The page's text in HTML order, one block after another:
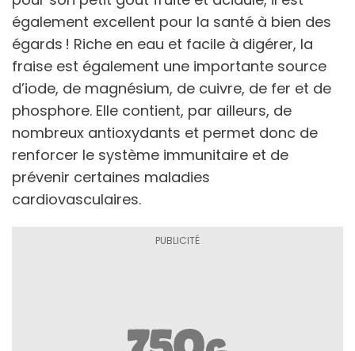
également excellent pour la santé à bien des
égards ! Riche en eau et facile à digérer, la
fraise est également une importante source
d’iode, de magnésium, de cuivre, de fer et de
phosphore. Elle contient, par ailleurs, de
nombreux antioxydants et permet donc de
renforcer le système immunitaire et de
prévenir certaines maladies
cardiovasculaires.